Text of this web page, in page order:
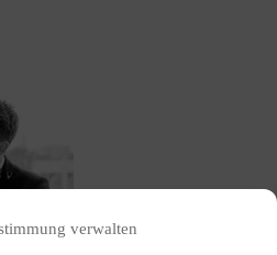
verwalten